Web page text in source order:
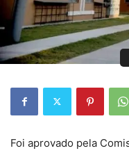
Foi aprovado pela